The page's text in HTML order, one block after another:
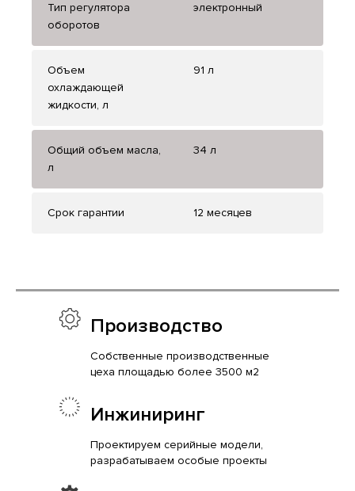
Тип регулятора
оборотов
электронный
Объем
охлаждающей
жидкости, л
91 л
Общий объем масла,
л
34 л
Срок гарантии 12 месяцев
Производство
Собственные производственные
цеха площадью более 3500 м2
Инжиниринг
Проектируем серийные модели,
разрабатываем особые проекты